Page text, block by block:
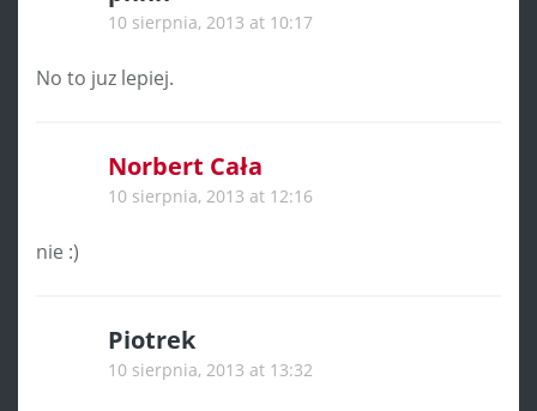
10 sierpnia, 2013 at 10:17
No to juz lepiej.
Norbert Cała
10 sierpnia, 2013 at 12:16
nie :)
Piotrek
10 sierpnia, 2013 at 13:32